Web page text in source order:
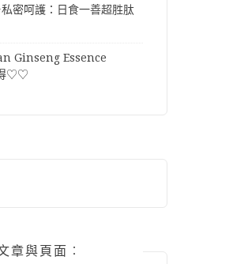
密呵護：日食一善超胜肽
Ginseng Essence
♡♡
章與頁面︰